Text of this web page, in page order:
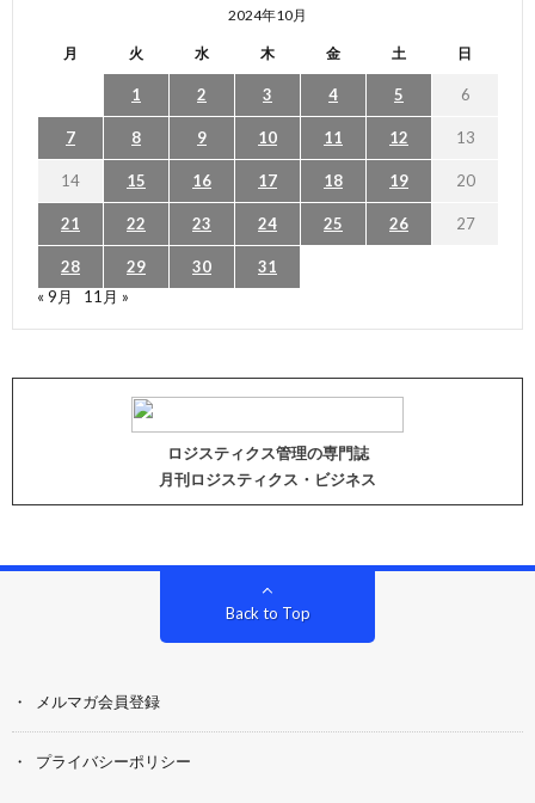
2024年10月
月 火 水 木 金 土 日
1 2 3 4 5 6
7 8 9 10 11 12 13
14 15 16 17 18 19 20
21 22 23 24 25 26 27
28 29 30
31
« 9月
11月 »
ロジスティクス管理の専門誌
月刊ロジスティクス・ビジネス
Back to Top
メルマガ会員登録
プライバシーポリシー